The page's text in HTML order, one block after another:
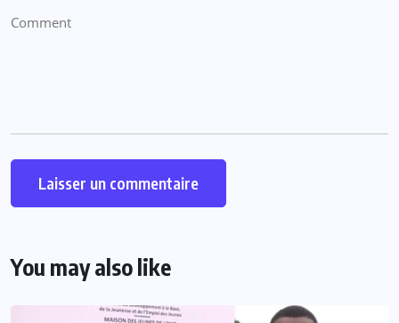
You may also like